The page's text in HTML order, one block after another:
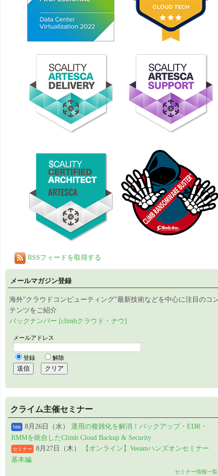
RSSフィードを取得する
メールマガジン登録
海外”クラウドコンピューティング”最新技術などを中心に注目のコ
テンツをご紹介
バックナンバー [climbクラウド・ナウ]
クライム主催セミナー
Web 8月26日（水） 運用の複雑化を解消！バックアップ・EDR・
RMMを統合したClimb Cloud Backup & Security
セミナー 8月27日（木）
【オンライン】Veeamハンズオンセミナー
基本編
セミナー情報一覧